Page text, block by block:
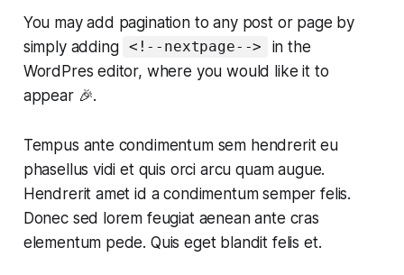
You may add pagination to any post or page by
simply adding <!--nextpage-->
in the
WordPres editor, where you would like it to
appear 🎉.
Tempus ante condimentum sem hendrerit eu
phasellus vidi et quis orci arcu quam augue.
Hendrerit amet id a condimentum semper felis.
Donec sed lorem feugiat aenean ante cras
elementum pede. Quis eget blandit felis et.